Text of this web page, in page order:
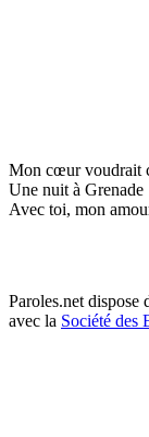
Mon cœur voudrait
Une nuit à Grenade
Avec toi, mon
Paroles.net dispose
avec la Société des